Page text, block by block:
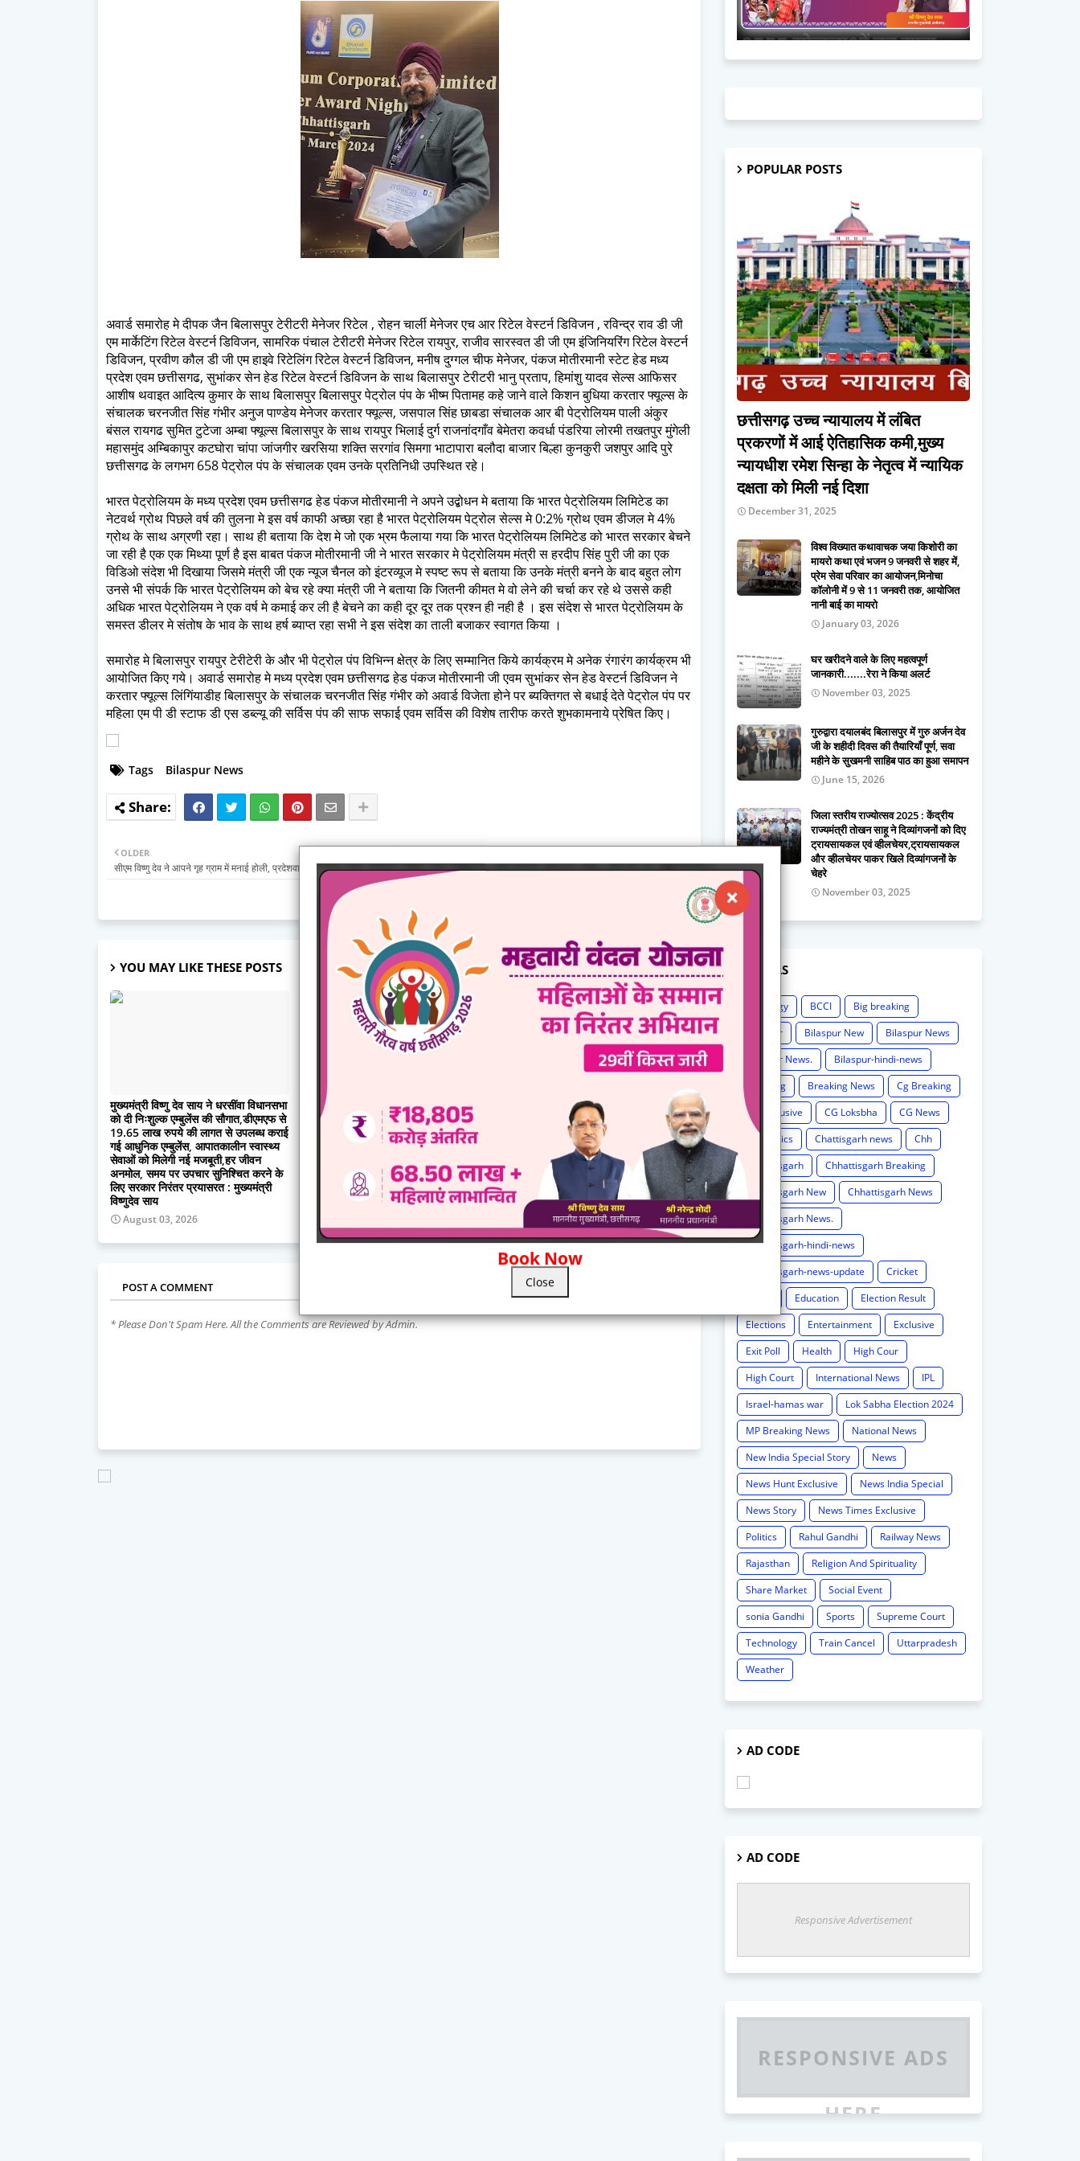
अवार्ड समारोह मे दीपक जैन बिलासपुर टेरीटरी मेनेजर रिटेल , रोहन चार्ली मेनेजर एच आर रिटेल वेस्टर्न डिविजन , रविन्द्र राव डी जी
एम मार्केटिंग रिटेल वेस्टर्न डिविजन, सामरिक पंचाल टेरीटरी मेनेजर रिटेल रायपुर, राजीव सारस्वत डी जी एम इंजिनियरिंग रिटेल वेस्टर्न
डिविजन, प्रवीण कौल डी जी एम हाइवे रिटेलिंग रिटेल वेस्टर्न डिविजन, मनीष दुग्गल चीफ मेनेजर, पंकज मोतीरमानी स्टेट हेड मध्य
प्रदेश एवम छत्तीसगढ, सुभांकर सेन हेड रिटेल वेस्टर्न डिविजन के साथ बिलासपुर टेरीटरी भानु प्रताप, हिमांशु यादव सेल्स आफिसर
आशीष थवाइत आदित्य कुमार के साथ बिलासपुर बिलासपुर पेट्रोल पंप के भीष्म पितामह कहे जाने वाले किशन बुधिया करतार फ्यूल्स के
संचालक चरनजीत सिंह गंभीर अनुज पाण्डेय मेनेजर करतार फ्यूल्स, जसपाल सिंह छाबडा संचालक आर बी पेट्रोलियम पाली अंकुर
बंसल रायगढ सुमित टुटेजा अम्बा फ्यूल्स बिलासपुर के साथ रायपुर भिलाई दुर्ग राजनांदगाँव बेमेतरा कवर्धा पंडरिया लोरमी तखतपुर मुंगेली
महासमुंद अम्बिकापुर कटघोरा चांपा जांजगीर खरसिया शक्ति सरगांव सिमगा भाटापारा बलौदा बाजार बिल्हा कुनकुरी जशपुर आदि पुरे
छत्तीसगढ के लगभग 658 पेट्रोल पंप के संचालक एवम उनके प्रतिनिधी उपस्थित रहे।
भारत पेट्रोलियम के मध्य प्रदेश एवम छत्तीसगढ हेड पंकज मोतीरमानी ने अपने उद्बोधन मे बताया कि भारत पेट्रोलियम लिमिटेड का
नेटवर्थ ग्रोथ पिछले वर्ष की तुलना मे इस वर्ष काफी अच्छा रहा है भारत पेट्रोलियम पेट्रोल सेल्स मे 0:2% ग्रोथ एवम डीजल मे 4%
ग्रोथ के साथ अग्रणी रहा। साथ ही बताया कि देश मे जो एक भ्रम फैलाया गया कि भारत पेट्रोलियम लिमिटेड को भारत सरकार बेचने
जा रही है एक एक मिथ्या पूर्ण है इस बाबत पंकज मोतीरमानी जी ने भारत सरकार मे पेट्रोलियम मंत्री स हरदीप सिंह पुरी जी का एक
विडिओ संदेश भी दिखाया जिसमे मंत्री जी एक न्यूज चैनल को इंटरव्यूज मे स्पष्ट रूप से बताया कि उनके मंत्री बनने के बाद बहुत लोग
उनसे भी संपर्क कि भारत पेट्रोलियम को बेच रहे क्या मंत्री जी ने बताया कि जितनी कीमत मे वो लेने की चर्चा कर रहे थे उससे कही
अधिक भारत पेट्रोलियम ने एक वर्ष मे कमाई कर ली है बेचने का कही दूर दूर तक प्रश्न ही नही है । इस संदेश से भारत पेट्रोलियम के
समस्त डीलर मे संतोष के भाव के साथ हर्ष ब्याप्त रहा सभी ने इस संदेश का ताली बजाकर स्वागत किया ।
समारोह मे बिलासपुर रायपुर टेरीटेरी के और भी पेट्रोल पंप विभिन्न क्षेत्र के लिए सम्मानित किये कार्यक्रम मे अनेक रंगारंग कार्यक्रम भी
आयोजित किए गये। अवार्ड समारोह मे मध्य प्रदेश एवम छत्तीसगढ हेड पंकज मोतीरमानी जी एवम सुभांकर सेन हेड वेस्टर्न डिविजन ने
करतार फ्यूल्स लिंगिंयाडीह बिलासपुर के संचालक चरनजीत सिंह गंभीर को अवार्ड विजेता होने पर ब्यक्तिगत से बधाई देते पेट्रोल पंप पर
महिला एम पी डी स्टाफ डी एस डब्ल्यू की सर्विस पंप की साफ सफाई एवम सर्विस की विशेष तारीफ करते शुभकामनाये प्रेषित किए।
Tags Bilaspur News
छत्तीसगढ़ के दुर्ग में दिल-दहला देने वाली घटना, जलती भट्टी में जिंदा जला मजदूर
OLDER
सीएम विष्णु देव ने आपने गृह ग्राम में मनाई होली, प्रदेशवासियों को दी शुभकामनाएं
YOU MAY LIKE THESE POSTS Show more
मुख्यमंत्री विष्णु देव साय ने धरसींवा विधानसभा
को दी निःशुल्क एम्बुलेंस की सौगात,डीएमएफ से
19.65 लाख रुपये की लागत से उपलब्ध कराई
गई आधुनिक एम्बुलेंस, आपातकालीन स्वास्थ्य
सेवाओं को मिलेगी नई मजबूती,हर जीवन
अनमोल, समय पर उपचार सुनिश्चित करने के
लिए सरकार निरंतर प्रयासरत : मुख्यमंत्री
विष्णुदेव साय
August 03, 2026
डोंगरगढ़–कटघोरा रेल लाइन की स्वीकृति पर
छत्तीसगढ़ में उत्सव का माहौल, तोखन साहू का
भव्य जनअभिनंदन,बिलासपुर में केंद्रीय राज्य
मंत्री तोखन साहू के स्वागत में उमड़ा जन
July 31, 2026
छत्तीसगढ़ में बनेगी हाईटेक साइंस सिटी, एआई
गैलरी और साइंस पार्क परियोजनाओं को मिलेगी
July 31, 2026
POST A COMMENT
* Please Don't Spam Here. All the Comments are Reviewed by Admin.
Book Now
Close
POPULAR POSTS
छत्तीसगढ़ उच्च न्यायालय में लंबित
प्रकरणों में आई ऐतिहासिक कमी,मुख्य
न्यायधीश रमेश सिन्हा के नेतृत्व में न्यायिक
दक्षता को मिली नई दिशा
December 31, 2025
विश्व विख्यात कथावाचक जया किशोरी का
मायरो कथा एवं भजन 9 जनवरी से शहर में,
प्रेम सेवा परिवार का आयोजन,मिनोचा
कॉलोनी में 9 से 11 जनवरी तक, आयोजित
नानी बाई का मायरो
January 03, 2026
घर खरीदने वाले के लिए महत्वपूर्ण
जानकारी.......रेरा ने किया अलर्ट
November 03, 2025
गुरुद्वारा दयालबंद बिलासपुर में गुरु अर्जन देव
जी के शहीदी दिवस की तैयारियाँ पूर्ण, सवा
महीने के सुखमनी साहिब पाठ का हुआ समापन
June 15, 2026
जिला स्तरीय राज्योत्सव 2025 : केंद्रीय
राज्यमंत्री तोखन साहू ने दिव्यांगजनों को दिए
ट्रायसायकल एवं व्हीलचेयर,ट्रायसायकल
और व्हीलचेयर पाकर खिले दिव्यांगजनों के
चेहरे
November 03, 2025
LABELS
Astrology BCCI
Big breaking
Bilaspur
Bilaspur New
Bilaspur News
Bilaspur News.
Bilaspur-hindi-news
Breaking
Breaking News
Cg Breaking
CG exclusive
CG Loksbha
CG News
CG politics
Chattisgarh news
Chh
Chhattisgarh
Chhattisgarh Breaking
Chhattisgarh New
Chhattisgarh News
Chhattisgarh News.
Chhattisgarh-hindi-news
Chhattisgarh-news-update
Cricket
Education
Election Result
Elections
Entertainment
Exclusive
Exit Poll
Health
High Cour
High Court
International News
IPL
Israel-hamas war
Lok Sabha Election 2024
MP Breaking News
National News
New India Special Story
News
News Hunt Exclusive
News India Special
News Story
News Times Exclusive
Politics
Rahul Gandhi
Railway News
Rajasthan
Religion And Spirituality
Share Market
Social Event
sonia Gandhi
Sports
Supreme Court
Technology
Train Cancel
Uttarpradesh
Weather
AD CODE
AD CODE
Responsive Advertisement
RESPONSIVE ADS
HERE